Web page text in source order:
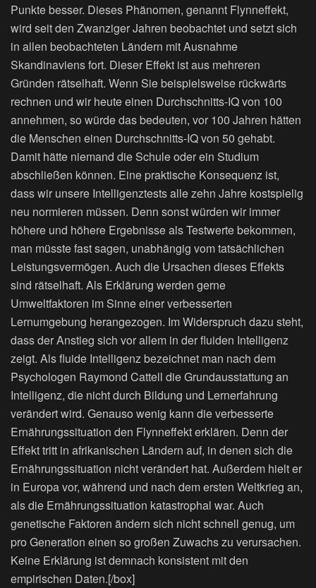
Punkte besser. Dieses Phänomen, genannt Flynneffekt,
wird seit den Zwanziger Jahren beobachtet und setzt sich
in allen beobachteten Ländern mit Ausnahme
Skandinaviens fort. Dieser Effekt ist aus mehreren
Gründen rätselhaft. Wenn Sie beispielsweise rückwärts
rechnen und wir heute einen Durchschnitts-IQ von 100
annehmen, so würde das bedeuten, vor 100 Jahren hätten
die Menschen einen Durchschnitts-IQ von 50 gehabt.
Damit hätte niemand die Schule oder ein Studium
abschließen können. Eine praktische Konsequenz ist,
dass wir unsere Intelligenztests alle zehn Jahre kostspielig
neu normieren müssen. Denn sonst würden wir immer
höhere und höhere Ergebnisse als Testwerte bekommen,
man müsste fast sagen, unabhängig vom tatsächlichen
Leistungsvermögen. Auch die Ursachen dieses Effekts
sind rätselhaft. Als Erklärung werden gerne
Umweltfaktoren im Sinne einer verbesserten
Lernumgebung herangezogen. Im Widerspruch dazu steht,
dass der Anstieg sich vor allem in der fluiden Intelligenz
zeigt. Als fluide Intelligenz bezeichnet man nach dem
Psychologen Raymond Cattell die Grundausstattung an
Intelligenz, die nicht durch Bildung und Lernerfahrung
verändert wird. Genauso wenig kann die verbesserte
Ernährungssituation den Flynneffekt erklären. Denn der
Effekt tritt in afrikanischen Ländern auf, in denen sich die
Ernährungssituation nicht verändert hat. Außerdem hielt er
in Europa vor, während und nach dem ersten Weltkrieg an,
als die Ernährungssituation katastrophal war. Auch
genetische Faktoren ändern sich nicht schnell genug, um
pro Generation einen so großen Zuwachs zu verursachen.
Keine Erklärung ist demnach konsistent mit den
empirischen Daten.[/box]